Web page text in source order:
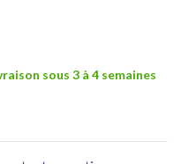
sous 3 à 4 semaines